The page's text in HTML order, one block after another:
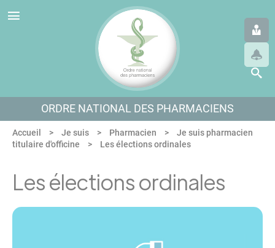
Aller au menu
Aller au contenu
Aller en bas de page
ORDRE NATIONAL DES PHARMACIENS
Accueil Je suis Pharmacien
Je suis pharmacien
titulaire d'officine
Les élections ordinales
Les élections ordinales
Panneau de gestion des cookies